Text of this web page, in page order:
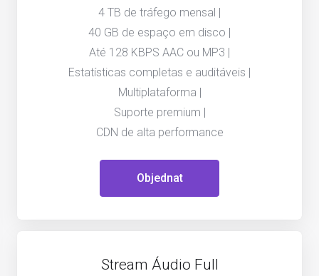
4 TB de tráfego mensal |
40 GB de espaço em disco |
Até 128 KBPS AAC ou MP3 |
Estatísticas completas e auditáveis |
Multiplataforma |
Suporte premium |
CDN de alta performance
Objednat
Stream Áudio Full